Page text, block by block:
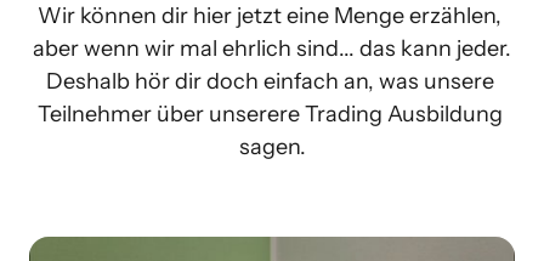
Wir können dir hier jetzt eine Menge erzählen,
aber wenn wir mal ehrlich sind... das kann jeder.
Deshalb hör dir doch einfach an, was unsere
Teilnehmer über unserere Trading Ausbildung
sagen.